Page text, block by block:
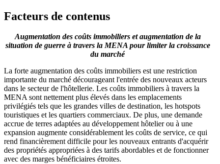
Facteurs de contenus
Augmentation des coûts immobiliers et augmentation de la
situation de guerre à travers la MENA pour limiter la croissance
du marché
La forte augmentation des coûts immobiliers est une restriction
importante du marché décourageant l'entrée des nouveaux acteurs
dans le secteur de l'hôtellerie. Les coûts immobiliers à travers la
MENA sont nettement plus élevés dans les emplacements
privilégiés tels que les grandes villes de destination, les hotspots
touristiques et les quartiers commerciaux. De plus, une demande
accrue de terres adaptées au développement hôtelier ou à une
expansion augmente considérablement les coûts de service, ce qui
rend financièrement difficile pour les nouveaux entrants d'acquérir
des propriétés appropriées à des tarifs abordables et de fonctionner
avec des marges bénéficiaires étroites.